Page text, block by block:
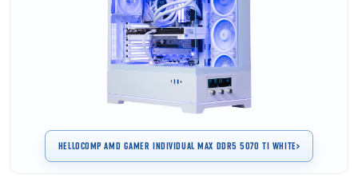
HELLOCOMP AMD GAMER INDIVIDUAL MAX DDR5 5070 TI WHITE